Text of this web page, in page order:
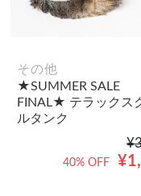
その他
★SUMMER SALE
FINAL★ テラックス
ルタンク
40% OFF